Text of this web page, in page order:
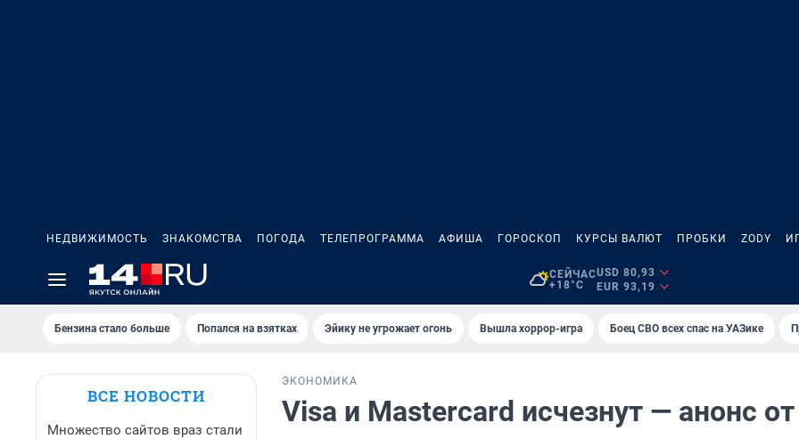
НЕДВИЖИМОСТЬ ЗНАКОМСТВА ПОГОДА ТЕЛЕПРОГРАММА АФИША ГОРОСКОП КУРСЫ ВАЛЮТ ПРОБКИ ZODY
СЕЙЧАС
+18°C
USD 80,93
EUR 93,19
Бензина стало больше Попался на взятках Эйику не угрожает огонь Вышла хоррор-игра Боец СВО всех спас на УАЗике
ВСЕ НОВОСТИ
Множество сайтов враз стали
ЭКОНОМИКА
Visa и Mastercard исчезнут — анонс